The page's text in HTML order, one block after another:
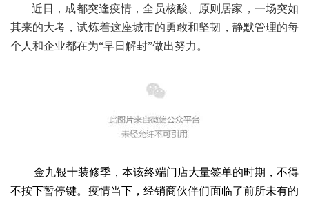
​近日，成都突逢疫情，全员核酸、原则居家，一场突如
其来的大考，试炼着这座城市的勇敢和坚韧，静默管理的每
个人和企业都在为“早日解封”做出努力。
金九银十装修季， 本该终端门店大量签单的时期，不得
不按下暂停键。疫情当下，经销商伙伴们面临了前所未有的